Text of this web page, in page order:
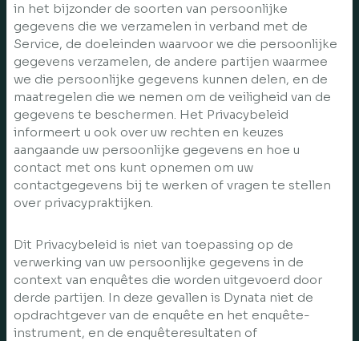
in het bijzonder de soorten van persoonlijke
gegevens die we verzamelen in verband met de
Service, de doeleinden waarvoor we die persoonlijke
gegevens verzamelen, de andere partijen waarmee
we die persoonlijke gegevens kunnen delen, en de
maatregelen die we nemen om de veiligheid van de
gegevens te beschermen. Het Privacybeleid
informeert u ook over uw rechten en keuzes
aangaande uw persoonlijke gegevens en hoe u
contact met ons kunt opnemen om uw
contactgegevens bij te werken of vragen te stellen
over privacypraktijken.
Dit Privacybeleid is niet van toepassing op de
verwerking van uw persoonlijke gegevens in de
context van enquêtes die worden uitgevoerd door
derde partijen. In deze gevallen is Dynata niet de
opdrachtgever van de enquête en het enquête-
instrument, en de enquêteresultaten of